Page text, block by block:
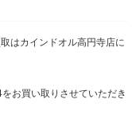
はカインドオル高円寺店に
お買い取りさせていただき